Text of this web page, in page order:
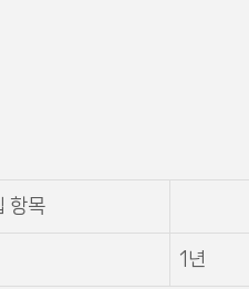
항목
1년